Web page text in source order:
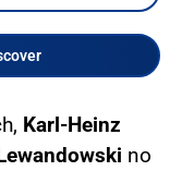
Karl-Heinz
no